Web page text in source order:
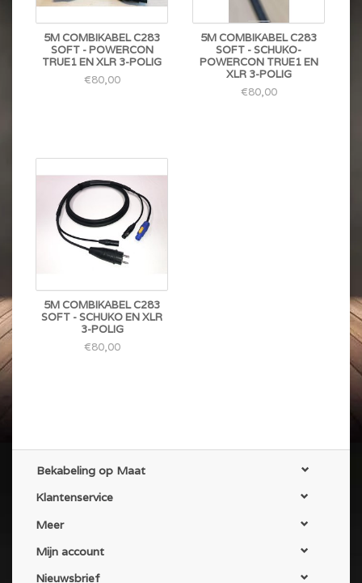
5M COMBIKABEL C283
SOFT - POWERCON
TRUE1 EN XLR 3-POLIG
€80,00
5M COMBIKABEL C283
SOFT - SCHUKO-
POWERCON TRUE1 EN
XLR 3-POLIG
€80,00
5M COMBIKABEL C283
SOFT - SCHUKO EN XLR
3-POLIG
€80,00
Bekabeling op Maat
Klantenservice
Meer
Mijn account
Nieuwsbrief